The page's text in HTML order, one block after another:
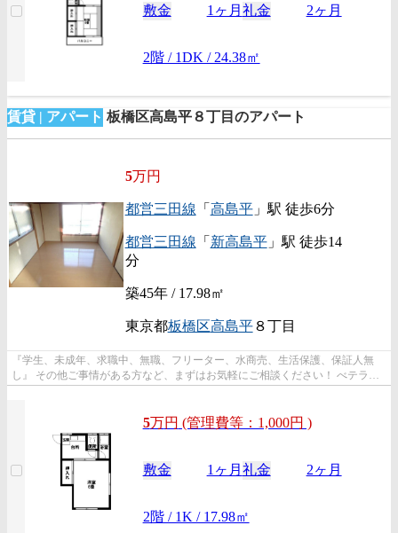
敷金 1ヶ月 礼金 2ヶ月
2階 / 1DK / 24.38㎡
賃貸 | アパート 板橋区高島平８丁目のアパート
5万円
都営三田線 「 高島平」駅 徒歩6分
都営三田線 「 新高島平」駅 徒歩14
分
築45年 / 17.98㎡
東京都板橋区高島平８丁目
『学生、未成年、求職中、無職、フリーター、水商売、生活保護、保証人無
し』 その他ご事情がある方など、まずはお気軽にご相談ください！ べテラン
5万円 (管理費等：1,000円 )
敷金 1ヶ月 礼金 2ヶ月
2階 / 1K / 17.98㎡